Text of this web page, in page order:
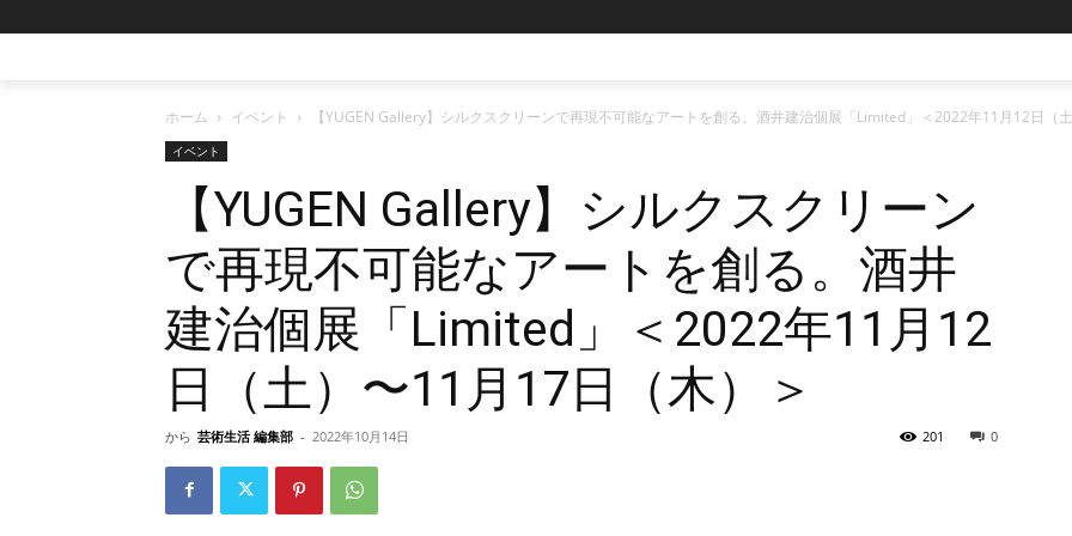
ホーム イベント 【YUGEN Gallery】シルクスクリーンで再現不可能なアートを創る。酒井建治個展「Limited」＜2022年11月12日（
イベント
【YUGEN Gallery】シルクスクリーン
で再現不可能なアートを創る。酒井
建治個展「Limited」＜2022年11月12
日（土）〜11月17日（木）＞
から 芸術生活 編集部 - 2022年10月14日 0
201